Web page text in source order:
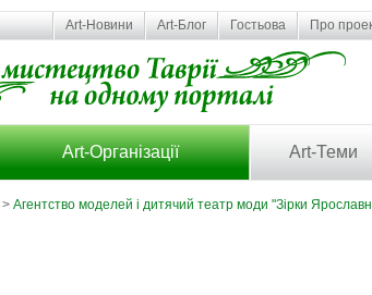
Art-Новини Art-Блог Гостьова Про
Art-Організації Art-Теми
> Агентство моделей і дитячий театр моди "Зірки